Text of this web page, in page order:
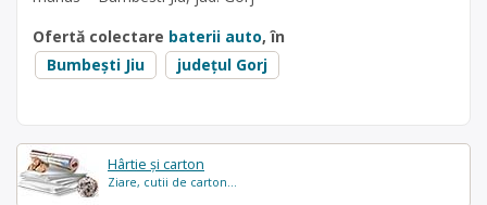
Hârtie și carton
Ziare, cutii de carton...
Ofertă colectare baterii auto, în
Bumbești Jiu
județul Gorj